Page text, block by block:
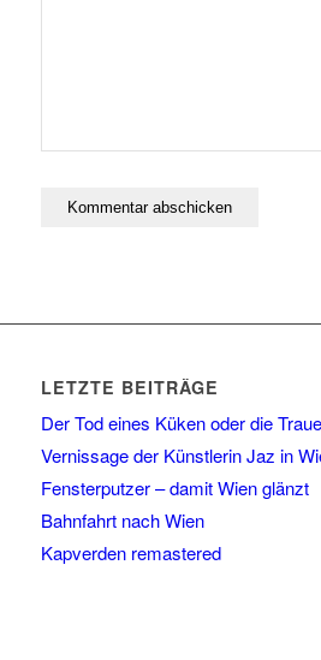
LETZTE BEITRÄGE
Der Tod eines Küken oder die
Vernissage der Künstlerin Jaz in
Fensterputzer – damit Wien glänzt
Bahnfahrt nach Wien
Kapverden remastered